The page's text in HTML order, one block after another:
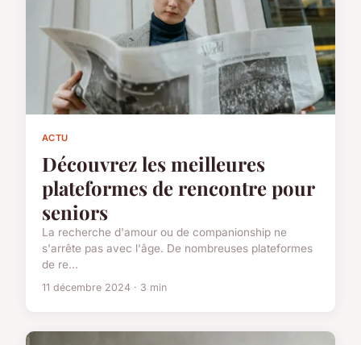
ACTU
Découvrez les meilleures
plateformes de rencontre pour
seniors
La recherche d'amour ou de companionship ne
s'arrête pas avec l'âge. De nombreuses plateformes
de re...
11 décembre 2024 · 3 min